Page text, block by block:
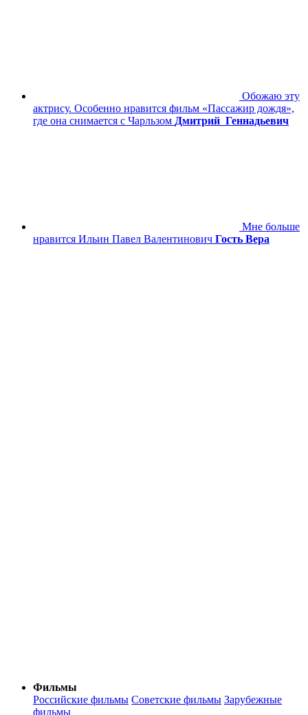
Обожаю эту
актрису. Особенно нравится фильм «Пассажир дождя»,
где она снимается с Чарльзом Дмитрий_Геннадьевич
Мне больше
нравится Ильин Павел Валентинович Гость Вера
Фильмы
Российские фильмы Советские фильмы Зарубежные
фильмы